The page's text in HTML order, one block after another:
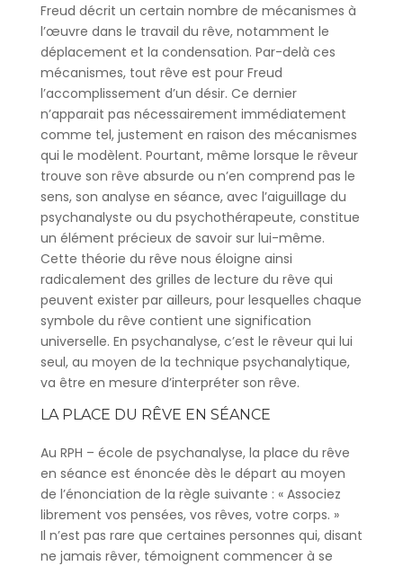
Freud décrit un certain nombre de mécanismes à
l’œuvre dans le travail du rêve, notamment le
déplacement et la condensation. Par-delà ces
mécanismes, tout rêve est pour Freud
l’accomplissement d’un désir. Ce dernier
n’apparait pas nécessairement immédiatement
comme tel, justement en raison des mécanismes
qui le modèlent. Pourtant, même lorsque le rêveur
trouve son rêve absurde ou n’en comprend pas le
sens, son analyse en séance, avec l’aiguillage du
psychanalyste ou du psychothérapeute, constitue
un élément précieux de savoir sur lui-même.
Cette théorie du rêve nous éloigne ainsi
radicalement des grilles de lecture du rêve qui
peuvent exister par ailleurs, pour lesquelles chaque
symbole du rêve contient une signification
universelle. En psychanalyse, c’est le rêveur qui lui
seul, au moyen de la technique psychanalytique,
va être en mesure d’interpréter son rêve.
LA PLACE DU RÊVE EN SÉANCE
Au RPH – école de psychanalyse, la place du rêve
en séance est énoncée dès le départ au moyen
de l’énonciation de la règle suivante : « Associez
librement vos pensées, vos rêves, votre corps. »
Il n’est pas rare que certaines personnes qui, disant
ne jamais rêver, témoignent commencer à se